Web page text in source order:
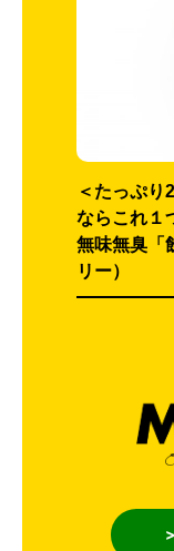
＜たっぷり
ならこれ１
無味無臭「
リー）